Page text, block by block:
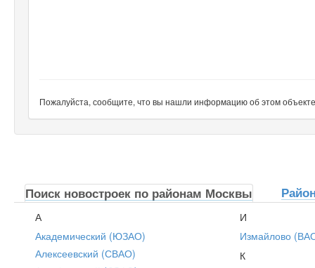
Пожалуйста, сообщите, что вы нашли информацию об этом
Поиск новостроек по районам Москвы
А
Академический (ЮЗАО)
Алексеевский (СВАО)
И
Измайлово
К